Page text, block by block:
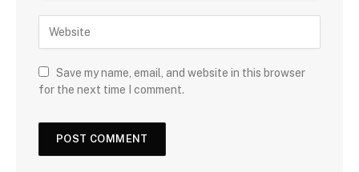
Save my name, email, and website in this browser
for the next time I comment.